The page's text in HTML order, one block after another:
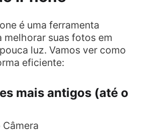
é uma ferramenta
melhorar suas fotos em
luz. Vamos ver como
eficiente:
mais antigos (até o